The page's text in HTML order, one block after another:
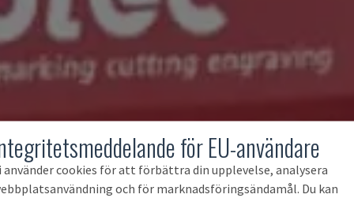
för EU-användare
använder cookies för att förbättra din upplevelse, analysera
och för marknadsföringsändamål. Du kan